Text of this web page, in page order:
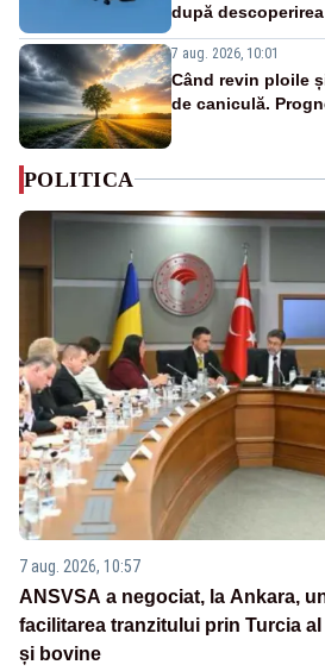
după
7 aug. 2026, 10:01
Când revin ploile
de caniculă.
POLITICA
7 aug. 2026, 10:57
ANSVSA a negociat, la Ankara,
facilitarea tranzitului prin Turcia
și bovine